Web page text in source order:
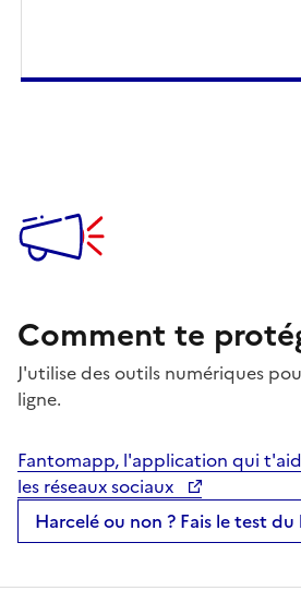
Comment te
J'utilise des outils numériques
ligne.
Fantomapp, l'application qui
les réseaux sociaux
Harcelé ou non ? Fais le test